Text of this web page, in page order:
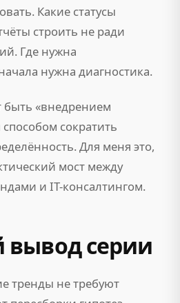
Какие статусы
строить не ради
Где нужна
нужна диагностика.
быть «внедрением
сократить
Для меня это,
мост между
и IT-консалтингом.
серии
тренды не требуют